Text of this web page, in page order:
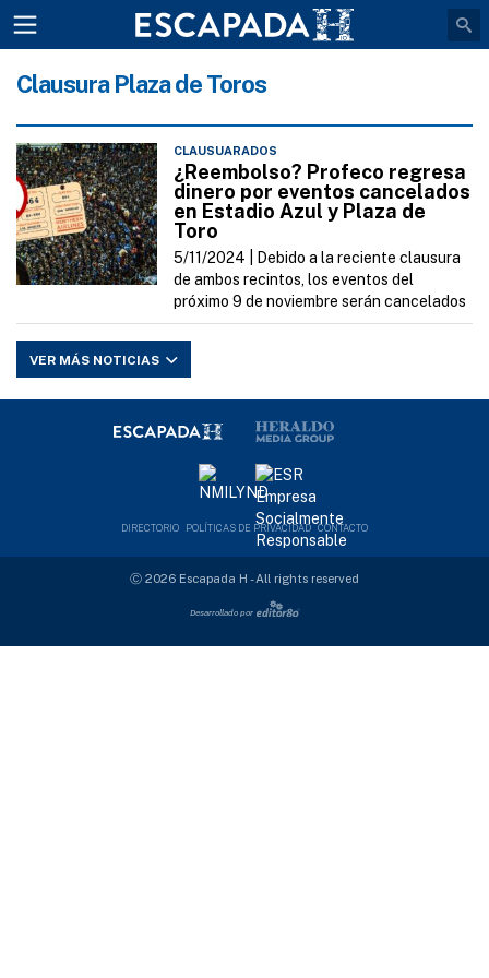
Clausura Plaza de Toros
CLAUSUARADOS
¿Reembolso? Profeco regresa
dinero por eventos cancelados
en Estadio Azul y Plaza de
Toro
5/11/2024 | Debido a la reciente clausura
de ambos recintos, los eventos del
próximo 9 de noviembre serán cancelados
VER MÁS NOTICIAS
DIRECTORIO POLÍTICAS DE PRIVACIDAD CONTACTO
Ⓒ 2026 Escapada H - All rights reserved
Desarrollado por